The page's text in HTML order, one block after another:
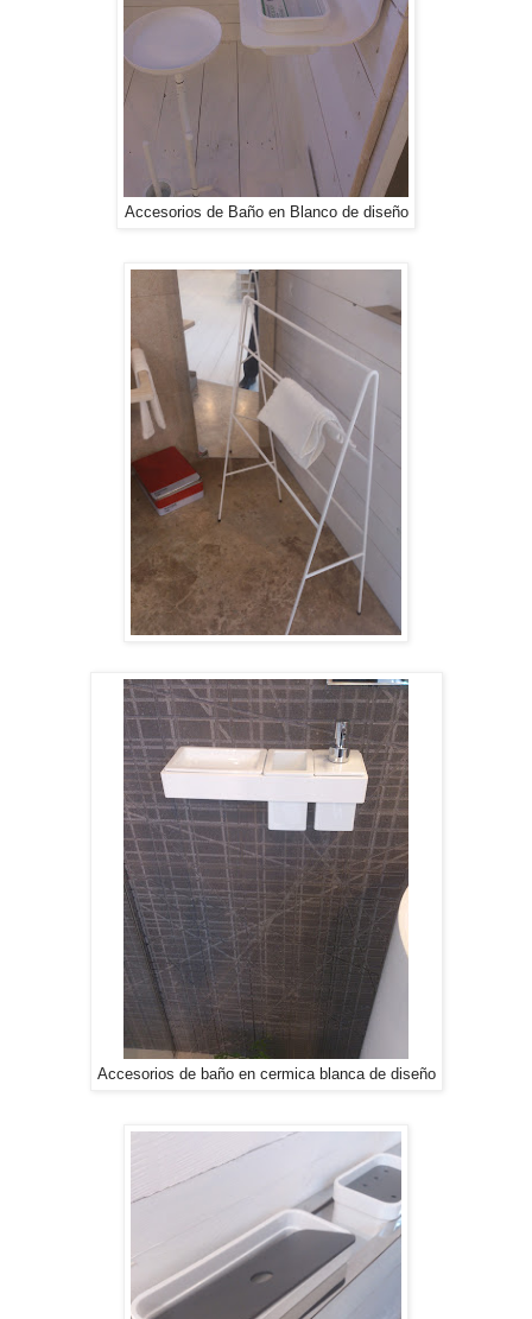
Accesorios de Baño en Blanco de diseño
Accesorios de baño en cermica blanca de diseño